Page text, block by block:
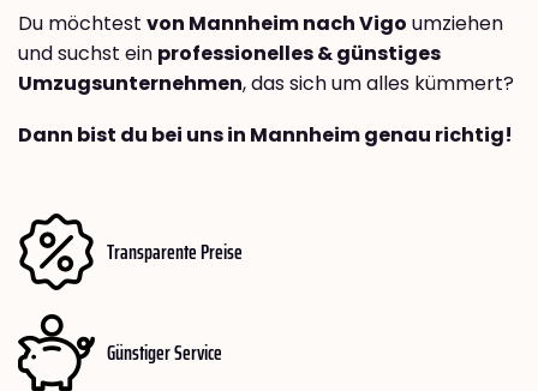
Du möchtest von Mannheim nach Vigo umziehen
und suchst ein professionelles & günstiges
Umzugsunternehmen, das sich um alles kümmert?
Dann bist du bei uns in Mannheim genau richtig!
Transparente Preise
Günstiger Service